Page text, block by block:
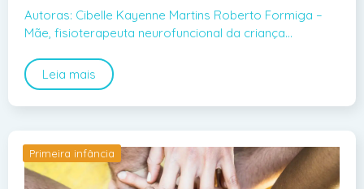
Autoras: Cibelle Kayenne Martins Roberto Formiga –
Mãe, fisioterapeuta neurofuncional da criança…
Leia mais
Primeira infância